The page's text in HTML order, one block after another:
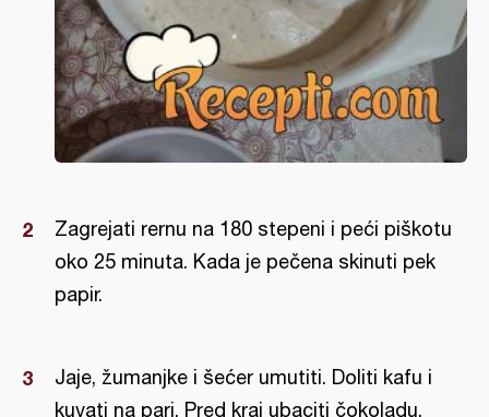
Zagrejati rernu na 180 stepeni i peći piškotu
oko 25 minuta. Kada je pečena skinuti pek
papir.
Jaje, žumanjke i šećer umutiti. Doliti kafu i
kuvati na pari. Pred kraj ubaciti čokoladu.